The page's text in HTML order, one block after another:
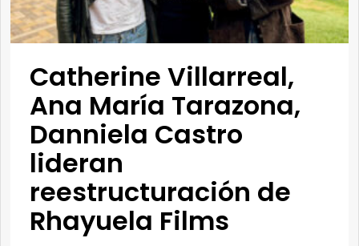
Catherine Villarreal,
Ana María Tarazona,
Danniela Castro
lideran
reestructuración de
Rhayuela Films